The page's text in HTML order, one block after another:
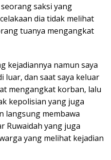
saksi yang
dia tidak melihat
tuanya mengangkat
kejadiannya namun saya
luar, dan saat saya keluar
mengangkat korban, lalu
kepolisian yang juga
langsung membawa
Ruwaidah yang juga
yang melihat kejadian